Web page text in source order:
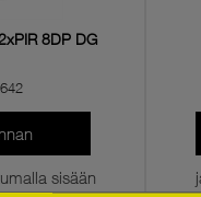
8DP DG
sisään